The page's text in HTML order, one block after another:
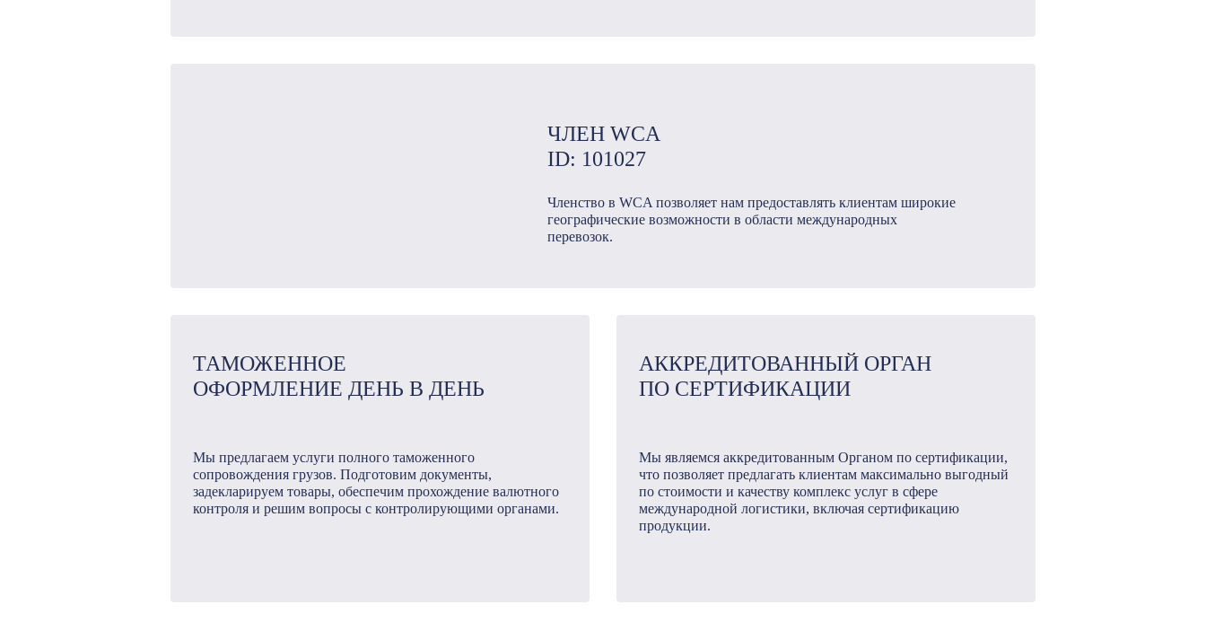
ЧЛЕН WCA
ID: 101027
Членство в WCA позволяет нам предоставлять клиентам широкие
географические возможности в области международных
перевозок.
ТАМОЖЕННОЕ
ОФОРМЛЕНИЕ ДЕНЬ В ДЕНЬ
Мы предлагаем услуги полного таможенного
сопровождения грузов. Подготовим документы,
задекларируем товары, обеспечим прохождение валютного
контроля и решим вопросы с контролирующими органами.
АККРЕДИТОВАННЫЙ ОРГАН
ПО СЕРТИФИКАЦИИ
Мы являемся аккредитованным Органом по сертификации,
что позволяет предлагать клиентам максимально выгодный
по стоимости и качеству комплекс услуг в сфере
международной логистики, включая сертификацию
продукции.